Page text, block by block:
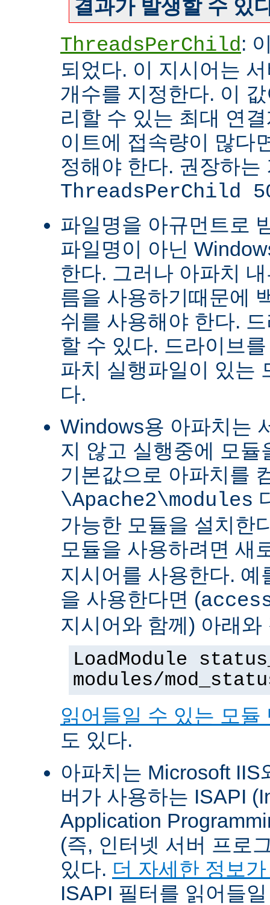
결과가 발생할 수 있
ThreadsPerChild:
되었다. 이 지시어는
개수를 지정한다. 이
리할 수 있는 최대 연
이트에 접속량이 많다
정해야 한다. 권장하는
ThreadsPerChild
파일명을 아규먼트로
파일명이 아닌
한다. 그러나 아파치
름을 사용하기때문에
쉬를 사용해야 한다.
할 수 있다. 드라이브
파치 실행파일이 있는
다.
Windows용 아파치는
지 않고 실행중에 모듈
기본값으로 아파치를
\Apache2\modules
가능한 모듈을 설치한
모듈을 사용하려면 새
지시어를 사용한다. 예
을 사용한다면 (
지시어와 함께) 아래와
LoadModule
modules/
읽어들일 수 있는 모듈
도 있다.
아파치는 Microsoft
버가 사용하는 ISAPI
Application
(즉, 인터넷 서버 프로
있다. 더 자세한 정보
ISAPI 필터를 읽어들